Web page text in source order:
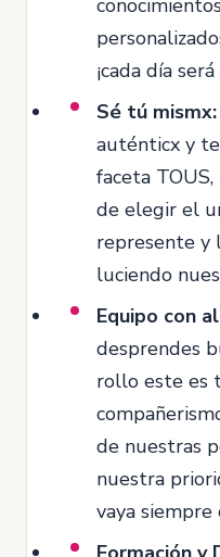
¡cada día
Sé tú mismx:
auténticx y
faceta
de elegir el
represente y
luciendo
Equipo con
desprendes
rollo este es
de nuestras
nuestra
vaya siempre